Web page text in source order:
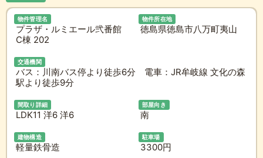
物件管理名
プラザ・ルミエール弐番館
C棟 202
物件所在地
徳島県徳島市八万町夷山
交通機関
バス：川南バス停より徒歩6分 電車：JR牟岐線 文化の森
駅より徒歩9分
間取り詳細
LDK11 洋6 洋6
部屋向き
南
建物構造
軽量鉄骨造
駐車場
3300円